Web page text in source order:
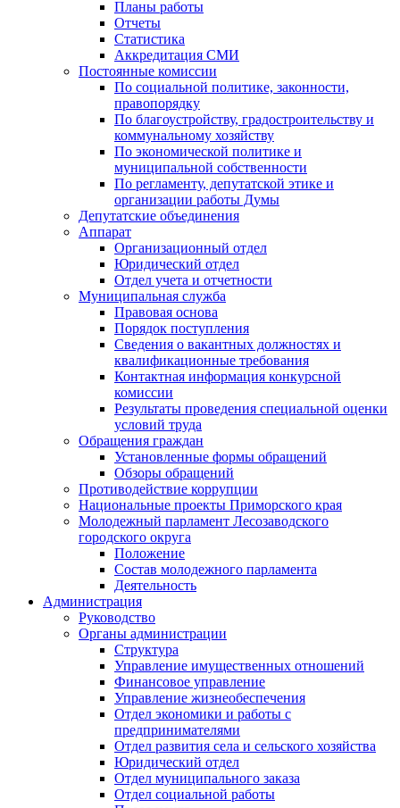
Планы работы
Отчеты
Статистика
Аккредитация СМИ
Постоянные комиссии
По социальной политике, законности,
правопорядку
По благоустройству, градостроительству и
коммунальному хозяйству
По экономической политике и
муниципальной собственности
По регламенту, депутатской этике и
организации работы Думы
Депутатские объединения
Аппарат
Организационный отдел
Юридический отдел
Отдел учета и отчетности
Муниципальная служба
Правовая основа
Порядок поступления
Сведения о вакантных должностях и
квалификационные требования
Контактная информация конкурсной
комиссии
Результаты проведения специальной оценки
условий труда
Обращения граждан
Установленные формы обращений
Обзоры обращений
Противодействие коррупции
Национальные проекты Приморского края
Молодежный парламент Лесозаводского
городского округа
Положение
Состав молодежного парламента
Деятельность
Администрация
Руководство
Органы администрации
Структура
Управление имущественных отношений
Финансовое управление
Управление жизнеобеспечения
Отдел экономики и работы с
предпринимателями
Отдел развития села и сельского хозяйства
Юридический отдел
Отдел муниципального заказа
Отдел социальной работы